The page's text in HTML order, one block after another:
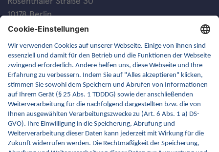
10178 Berlin
Kontakt
FAQ
Newsletter
Fachveranstaltungen